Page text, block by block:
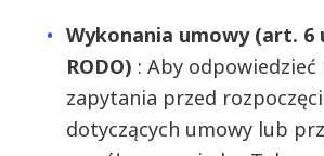
Wykonania umowy (art. 6
RODO) : Aby odpowiedzieć
zapytania przed
dotyczących umowy lub